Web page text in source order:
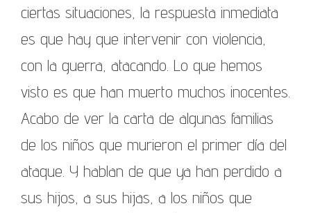
ciertas situaciones, la respuesta inmediata
es que hay que intervenir con violencia,
con la guerra, atacando. Lo que hemos
visto es que han muerto muchos inocentes.
Acabo de ver la carta de algunas familias
de los niños que murieron el primer día del
ataque. Y hablan de que ya han perdido a
sus hijos, a sus hijas, a los niños que